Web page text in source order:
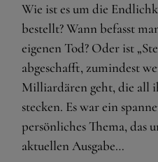
Wie ist es um die
bestellt? Wann befasst
eigenen Tod? Oder ist
abgeschafft, zumindest
Milliardären geht, die all
stecken. Es war ein
persönliches Thema, das
aktuellen Ausgabe…